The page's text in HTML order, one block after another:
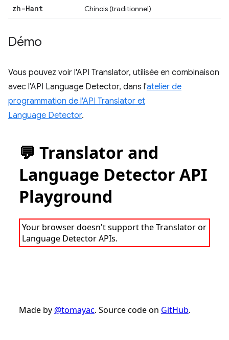
zh-Hant Chinois (traditionnel)
Démo
Vous pouvez voir l'API Translator, utilisée en combinaison
avec l'API Language Detector, dans l'atelier de
programmation de l'API Translator et
Language Detector.